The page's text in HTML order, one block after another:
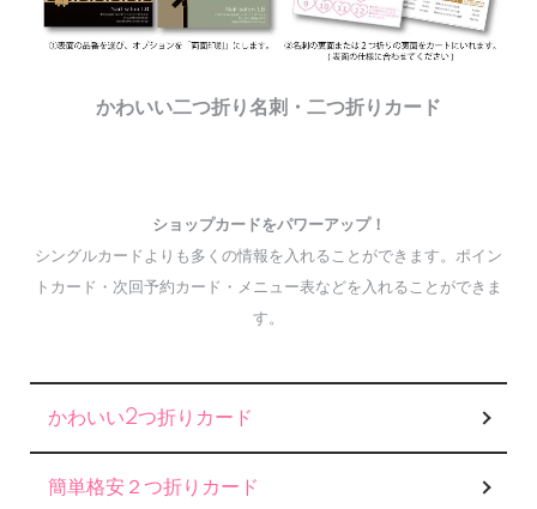
かわいい二つ折り名刺・二つ折りカード
ショップカードをパワーアップ！
シングルカードよりも多くの情報を入れることができます。ポイン
トカード・次回予約カード・メニュー表などを入れることができま
す。
カテゴリー一覧
かわいい2つ折りカード
簡単格安２つ折りカード